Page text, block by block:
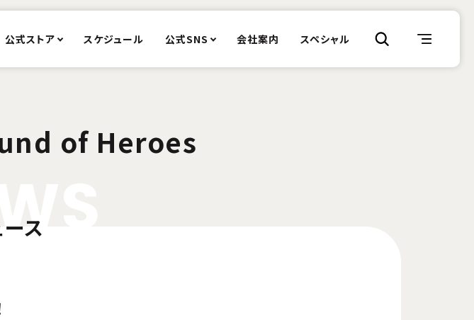
公式ストア スケジュール 公式SNS 会社案内 スペシャル
of Heroes
ス